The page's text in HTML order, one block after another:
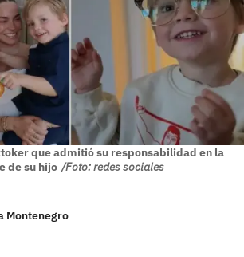
que admitió su responsabilidad en la
de su hijo /Foto: redes sociales
Montenegro